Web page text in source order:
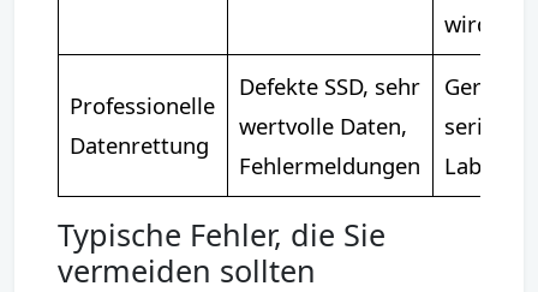
wird
Professionelle
Datenrettung
Defekte SSD, sehr
wertvolle Daten,
Fehlermeldungen
Gering
Labor
Typische Fehler, die Sie
vermeiden sollten